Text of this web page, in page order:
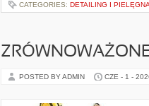
CATEGORIES: DETAILING I
POSTED BY ADMIN CZE - 1 -